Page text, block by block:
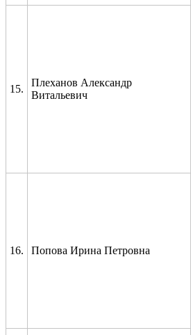
15.
Плеханов Александр
Витальевич
16. Попова Ирина Петровна